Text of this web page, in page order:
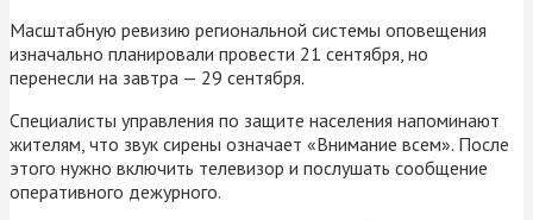
Масштабную ревизию региональной системы оповещения
изначально планировали провести 21 сентября, но
перенесли на завтра — 29 сентября.
Специалисты управления по защите населения напоминают
жителям, что звук сирены означает «Внимание всем». После
этого нужно включить телевизор и послушать сообщение
оперативного дежурного.